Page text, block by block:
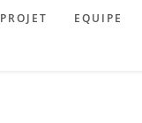
PROJET EQUIPE